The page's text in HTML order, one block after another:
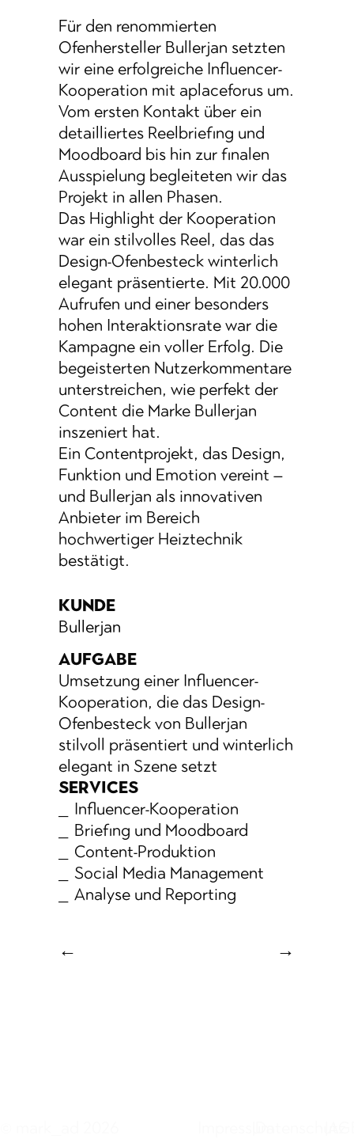
Für den renommierten
Ofenhersteller Bullerjan setzten
wir eine erfolgreiche Influencer-
Kooperation mit aplaceforus um.
Vom ersten Kontakt über ein
detailliertes Reelbriefing und
Moodboard bis hin zur finalen
Ausspielung begleiteten wir das
Projekt in allen Phasen.
Das Highlight der Kooperation
war ein stilvolles Reel, das das
Design-Ofenbesteck winterlich
elegant präsentierte. Mit 20.000
Aufrufen und einer besonders
hohen Interaktionsrate war die
Kampagne ein voller Erfolg. Die
begeisterten Nutzerkommentare
unterstreichen, wie perfekt der
Content die Marke Bullerjan
inszeniert hat.
Ein Contentprojekt, das Design,
Funktion und Emotion vereint –
und Bullerjan als innovativen
Anbieter im Bereich
hochwertiger Heiztechnik
bestätigt.
KUNDE
Bullerjan
AUFGABE
Umsetzung einer Influencer­-
Kooperation, die das Design­-
Ofenbesteck von Bullerjan
stilvoll präsentiert und winterlich
elegant in Szene setzt
SERVICES
Influencer-Kooperation
Briefing und Moodboard
Content-Produktion
Social Media Management
Analyse und Reporting
← →